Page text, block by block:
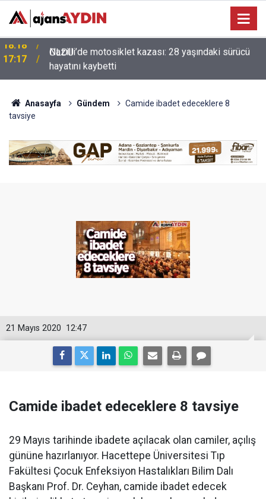
17:17
Nazilli’de motosiklet kazası: 28 yaşındaki sürücü
hayatını kaybetti
Anasayfa Gündem
Camide ibadet edeceklere 8
tavsiye
12:47
21 Mayıs 2020
Camide ibadet edeceklere 8 tavsiye
29 Mayıs tarihinde ibadete açılacak olan camiler, açılış
gününe hazırlanıyor. Hacettepe Üniversitesi Tıp
Fakültesi Çocuk Enfeksiyon Hastalıkları Bilim Dalı
Başkanı Prof. Dr. Ceyhan, camide ibadet edecek